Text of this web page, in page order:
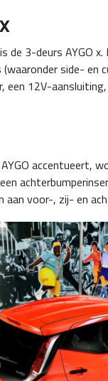
de 3-deurs AYGO
side- en
12V-
accentueert,
aan voor-, zij- en